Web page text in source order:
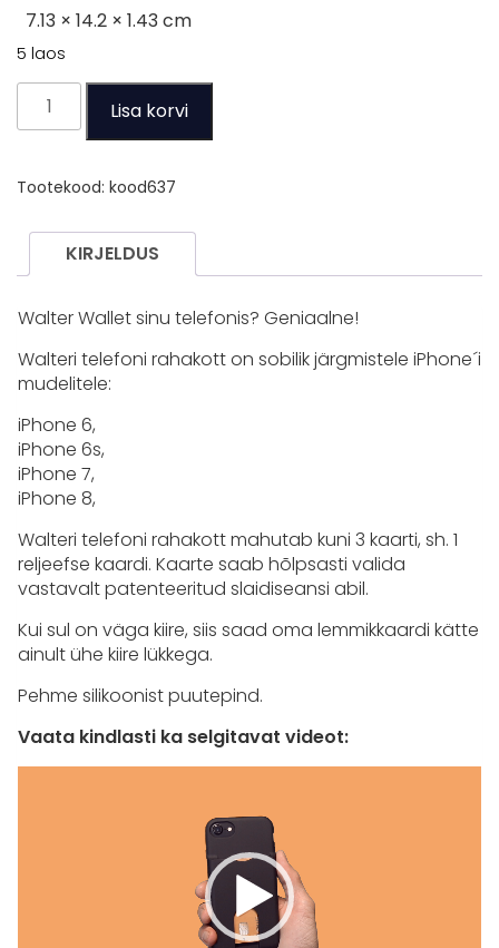
7.13 × 14.2 × 1.43 cm
5 laos
Walter
Phone
Lisa korvi
Tootekood: kood637
KIRJELDUS
Walter Wallet sinu telefonis? Geniaalne!
Walteri telefoni rahakott on sobilik järgmistele iPhone´i
mudelitele:
iPhone 6,
iPhone 6s,
iPhone 7,
iPhone 8,
Walteri telefoni rahakott mahutab kuni 3 kaarti, sh. 1
reljeefse kaardi. Kaarte saab hõlpsasti valida
vastavalt patenteeritud slaidiseansi abil.
Kui sul on väga kiire, siis saad oma lemmikkaardi kätte
ainult ühe kiire lükkega.
Pehme silikoonist puutepind.
Vaata kindlasti ka selgitavat videot: